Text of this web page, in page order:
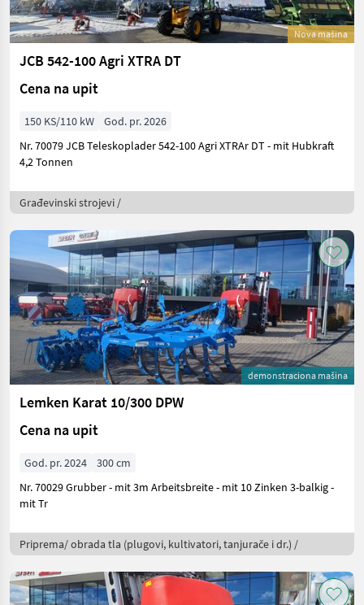
Nova mašina
JCB 542-100 Agri XTRA DT
Cena na upit
150 KS/110 kW
God. pr. 2026
Nr. 70079 JCB Teleskoplader 542-100 Agri XTRAr DT - mit Hubkraft
4,2 Tonnen
Građevinski strojevi /
demonstraciona mašina
Lemken Karat 10/300 DPW
Cena na upit
God. pr. 2024
300 cm
Nr. 70029 Grubber - mit 3m Arbeitsbreite - mit 10 Zinken 3-balkig -
mit Tr
Priprema/ obrada tla (plugovi, kultivatori, tanjurače i dr.) /